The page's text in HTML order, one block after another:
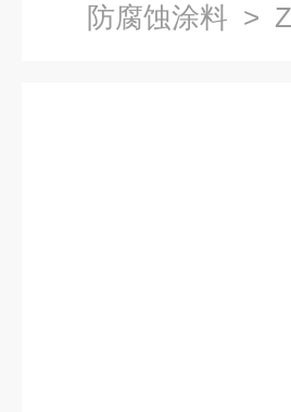
防腐蚀涂料 >